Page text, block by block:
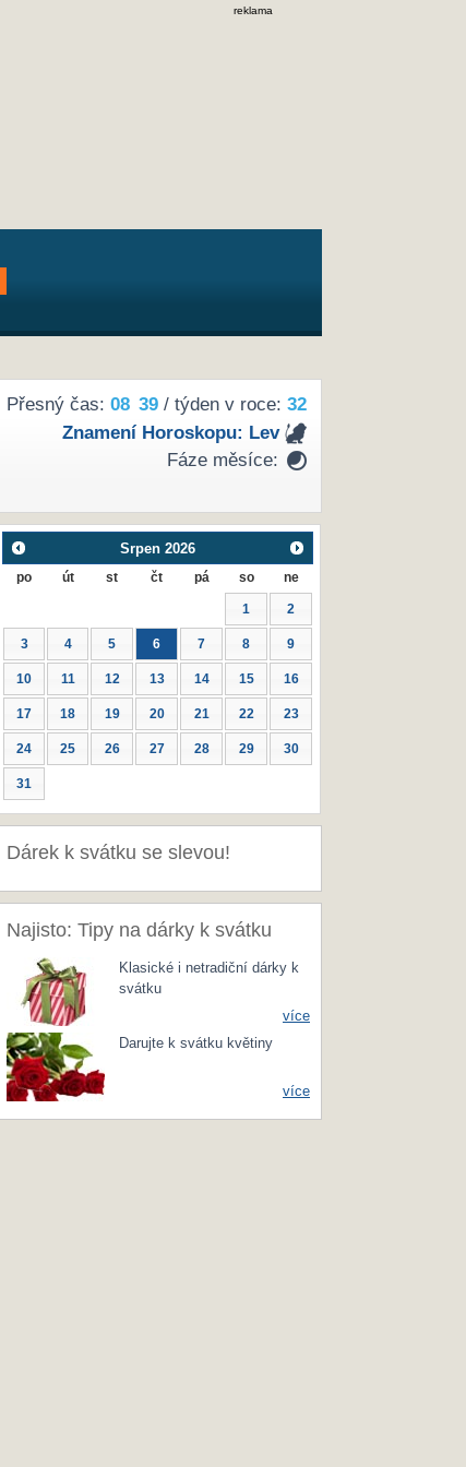
reklama
Přesný čas: 08 39/ týden v roce: 32
Znamení Horoskopu: Lev
Fáze měsíce:
Srpen 2026
po út st čt pá so ne
1 2
3 4 5 6 7 8 9
10 11 12 13 14 15 16
17 18 19 20 21 22 23
24 25 26 27 28 29 30
31
Dárek k svátku se slevou!
Najisto: Tipy na dárky k svátku
Klasické i netradiční dárky k
svátku
více
Darujte k svátku květiny
více